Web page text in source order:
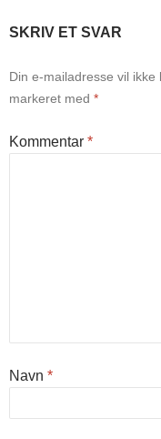
SKRIV ET SVAR
Din e-mailadresse vil ikke
markeret med *
Kommentar *
Navn *